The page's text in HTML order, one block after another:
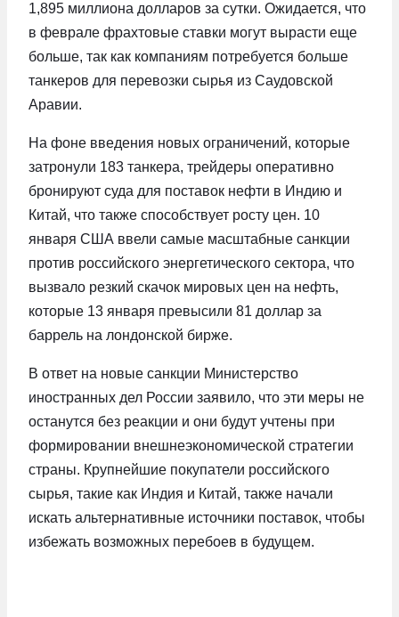
1,895 миллиона долларов за сутки. Ожидается, что
в феврале фрахтовые ставки могут вырасти еще
больше, так как компаниям потребуется больше
танкеров для перевозки сырья из Саудовской
Аравии.
На фоне введения новых ограничений, которые
затронули 183 танкера, трейдеры оперативно
бронируют суда для поставок нефти в Индию и
Китай, что также способствует росту цен. 10
января США ввели самые масштабные санкции
против российского энергетического сектора, что
вызвало резкий скачок мировых цен на нефть,
которые 13 января превысили 81 доллар за
баррель на лондонской бирже.
В ответ на новые санкции Министерство
иностранных дел России заявило, что эти меры не
останутся без реакции и они будут учтены при
формировании внешнеэкономической стратегии
страны. Крупнейшие покупатели российского
сырья, такие как Индия и Китай, также начали
искать альтернативные источники поставок, чтобы
избежать возможных перебоев в будущем.